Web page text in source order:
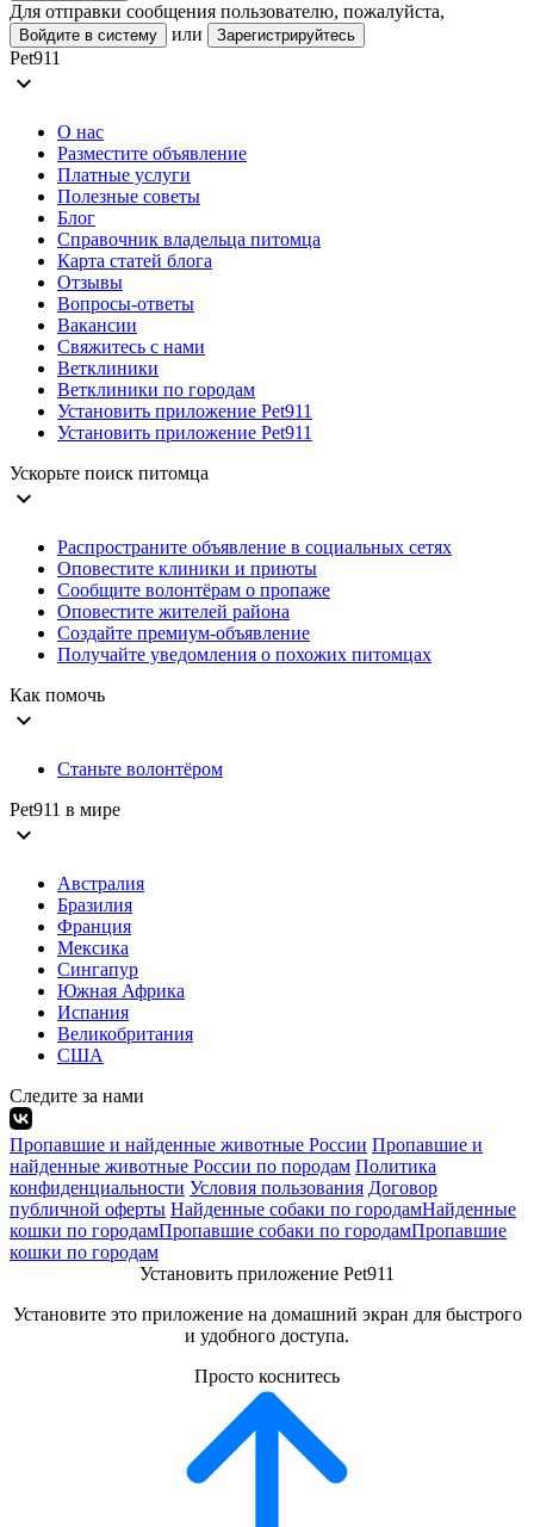
Для отправки сообщения пользователю, пожалуйста,
Войдите в систему или Зарегистрируйтесь
Pet911
expand_more
О нас
Разместите объявление
Платные услуги
Полезные советы
Блог
Справочник владельца питомца
Карта статей блога
Отзывы
Вопросы-ответы
Вакансии
Свяжитесь с нами
Ветклиники
Ветклиники по городам
Установить приложение Pet911
Установить приложение Pet911
Ускорьте поиск питомца
expand_more
Распространите объявление в социальных сетях
Оповестите клиники и приюты
Сообщите волонтёрам о пропаже
Оповестите жителей района
Создайте премиум-объявление
Получайте уведомления о похожих питомцах
Как помочь
expand_more
Станьте волонтёром
Pet911 в мире
expand_more
Австралия
Бразилия
Франция
Мексика
Сингапур
Южная Африка
Испания
Великобритания
США
Следите за нами
Пропавшие и найденные животные России Пропавшие и
найденные животные России по породам Политика
конфиденциальности Условия пользования Договор
публичной оферты Найденные собаки по городамНайденные
кошки по городамПропавшие собаки по городамПропавшие
кошки по городам
Установить приложение Pet911
Установите это приложение на домашний экран для быстрого
и удобного доступа.
Просто коснитесь